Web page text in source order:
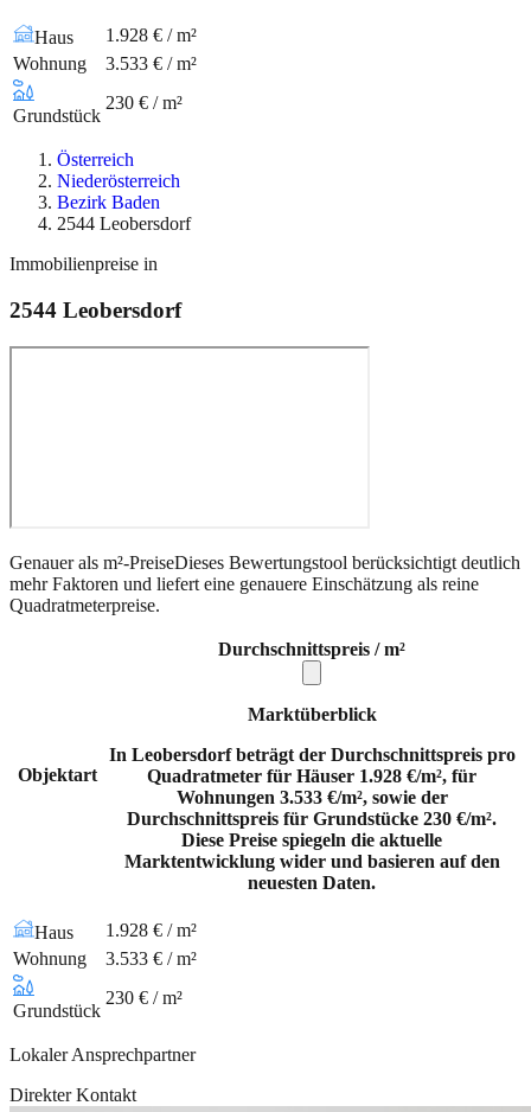
Haus
1.928 € / m²
Wohnung
3.533 € / m²
Grundstück
230 € / m²
Österreich
Niederösterreich
Bezirk Baden
2544 Leobersdorf
Immobilienpreise in
2544 Leobersdorf
Genauer als m²-PreiseDieses Bewertungstool berücksichtigt deutlich
mehr Faktoren und liefert eine genauere Einschätzung als reine
Quadratmeterpreise.
Objektart
Durchschnittspreis / m²
Marktüberblick
In Leobersdorf beträgt der Durchschnittspreis pro
Quadratmeter für Häuser 1.928 €/m², für
Wohnungen 3.533 €/m², sowie der
Durchschnittspreis für Grundstücke 230 €/m².
Diese Preise spiegeln die aktuelle
Marktentwicklung wider und basieren auf den
neuesten Daten.
Haus
1.928 € / m²
Wohnung
3.533 € / m²
Grundstück
230 € / m²
Lokaler Ansprechpartner
Direkter Kontakt